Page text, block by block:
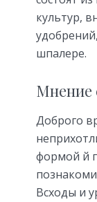
культур,
шпалере.
Мнение
Доброго
формой й
Всходы и